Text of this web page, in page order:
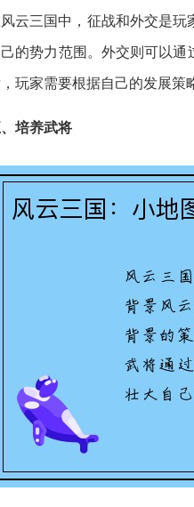
云三国中，征战和外交是玩
的势力范围。外交则可以
玩家需要根据自己的发展策
培养武将